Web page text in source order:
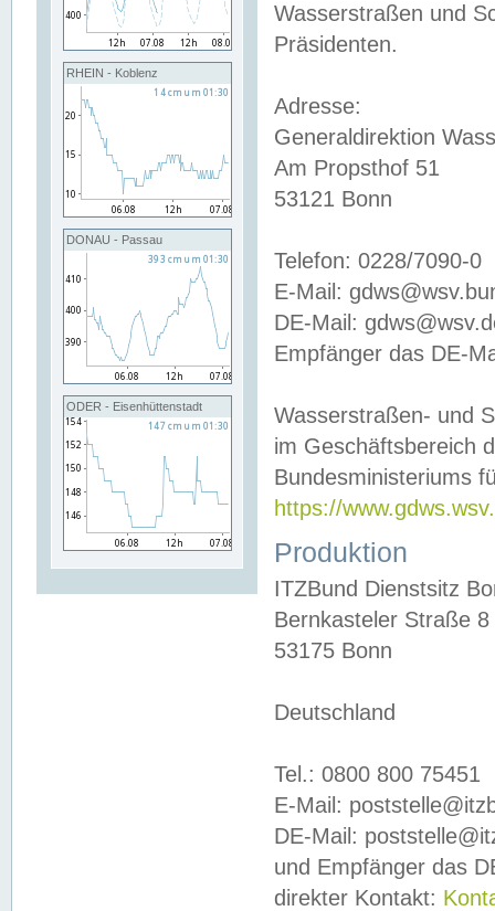
RHEIN - Koblenz
DONAU - Passau
ODER - Eisenhüttenstadt
Wasserstraßen und
Präsidenten.
Adresse:
Generaldirektion
Am Propsthof 51
53121 Bonn
Telefon: 0228/7090-0
E-Mail:
DE-Mail:
Empfänger das DE-
Wasserstraßen- und
im Geschäftsbereich
Bundesministeriums
https://
Produktion
ITZBund Dienstsitz
Bernkasteler Straße 8
53175 Bonn
Deutschland
Tel.: 0800 800 75451
E-Mail:
DE-Mail:
und Empfänger das
direkter Kontakt: